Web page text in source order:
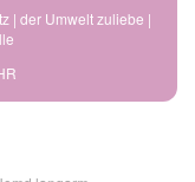
| der Umwelt zuliebe |